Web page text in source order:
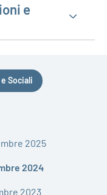
e
Sociali
2025
2024
2023